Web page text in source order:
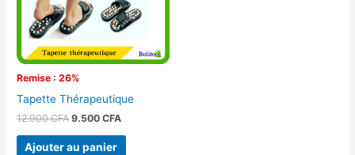
Remise : 26%
Tapette Thérapeutique
12.900CFA 9.500CFA
Ajouter au panier